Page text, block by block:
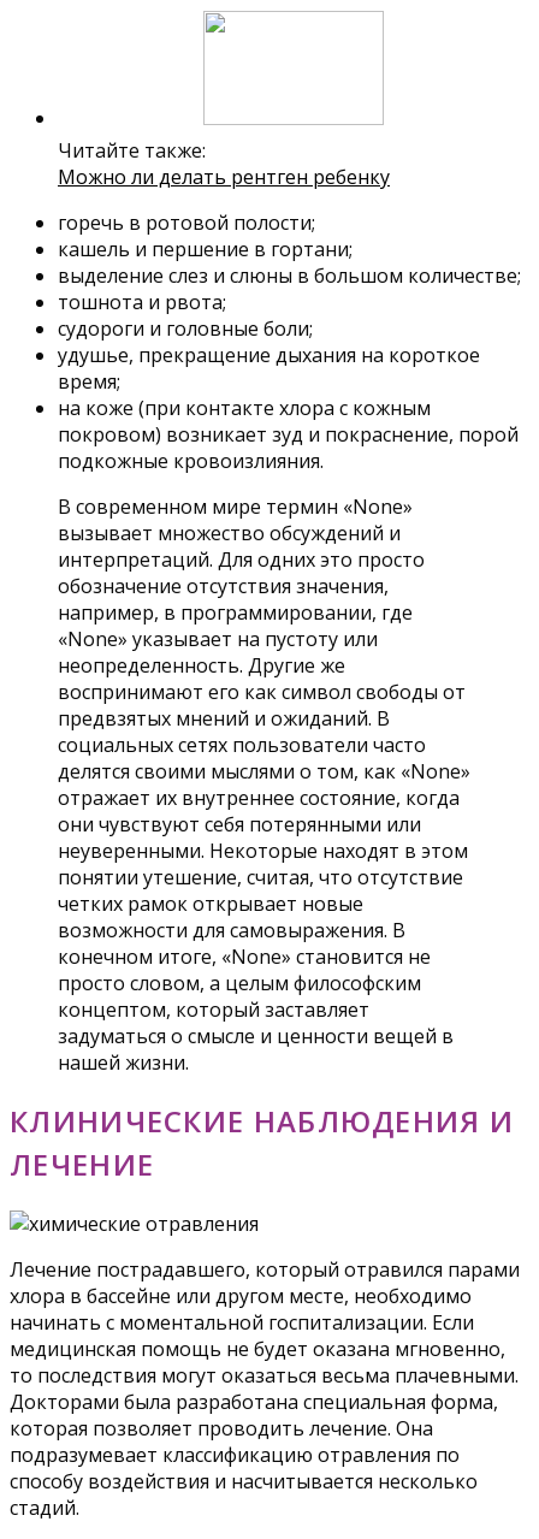
Читайте также:
Можно ли делать рентген ребенку
горечь в ротовой полости;
кашель и першение в гортани;
выделение слез и слюны в большом количестве;
тошнота и рвота;
судороги и головные боли;
удушье, прекращение дыхания на короткое
время;
на коже (при контакте хлора с кожным
покровом) возникает зуд и покраснение, порой
подкожные кровоизлияния.
В современном мире термин «None»
вызывает множество обсуждений и
интерпретаций. Для одних это просто
обозначение отсутствия значения,
например, в программировании, где
«None» указывает на пустоту или
неопределенность. Другие же
воспринимают его как символ свободы от
предвзятых мнений и ожиданий. В
социальных сетях пользователи часто
делятся своими мыслями о том, как «None»
отражает их внутреннее состояние, когда
они чувствуют себя потерянными или
неуверенными. Некоторые находят в этом
понятии утешение, считая, что отсутствие
четких рамок открывает новые
возможности для самовыражения. В
конечном итоге, «None» становится не
просто словом, а целым философским
концептом, который заставляет
задуматься о смысле и ценности вещей в
нашей жизни.
КЛИНИЧЕСКИЕ НАБЛЮДЕНИЯ И
ЛЕЧЕНИЕ
Лечение пострадавшего, который отравился парами
хлора в бассейне или другом месте, необходимо
начинать с моментальной госпитализации. Если
медицинская помощь не будет оказана мгновенно,
то последствия могут оказаться весьма плачевными.
Докторами была разработана специальная форма,
которая позволяет проводить лечение. Она
подразумевает классификацию отравления по
способу воздействия и насчитывается несколько
стадий.